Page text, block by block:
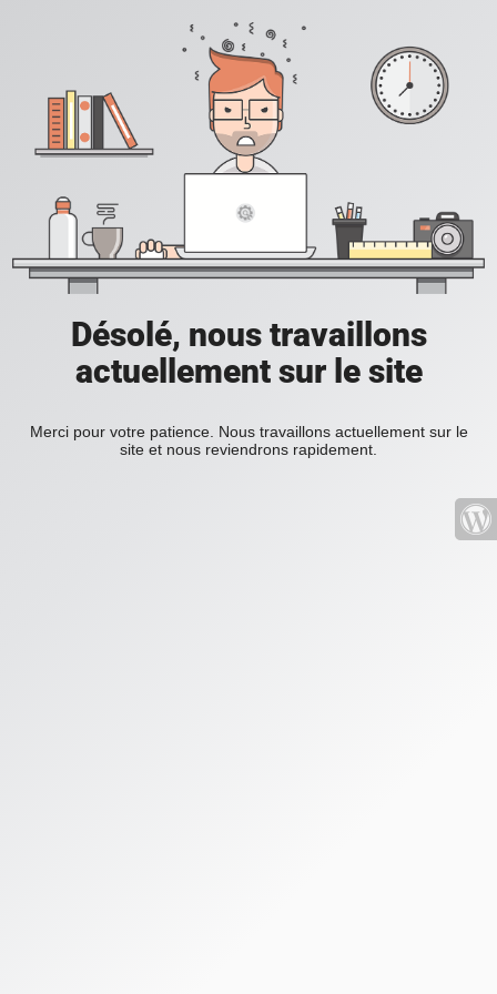
Désolé, nous travaillons
actuellement sur le site
Merci pour votre patience. Nous travaillons actuellement sur le
site et nous reviendrons rapidement.